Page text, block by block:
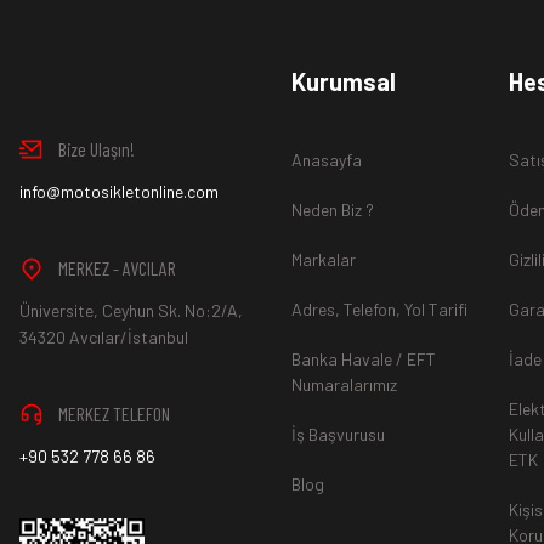
www.MotosikletOnline.com alışveriş sitesinden almış
Aksi durum söz konusu olduğunda
*İade ve Değişim sürecinde ürünlerin "Gönderici Ödemeli”
Ürün mağazamıza ulaştıktan sonra gerekli incelemelerin
hesaba ya da Kredi Kartına "Beş (5) ile On (10) iş günü”
durumlar ilgili bankanız ile yapılan sözleşme yükümlülüğüne
Bize Ulaşın!
info@motosikletonline.com
MERKEZ - AVCILAR
Üniversite, Ceyhun Sk. No:2/A,
34320 Avcılar/İstanbul
MERKEZ TELEFON
+90 532 778 66 86
Kurumsal
Anasayfa
Neden Biz ?
Markalar
Adres, Telefon, Yol Tarifi
Banka Havale / EFT
Numaralarımız
İş Başvurusu
Blog
İade
ETK